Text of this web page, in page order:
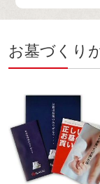
お墓づくり